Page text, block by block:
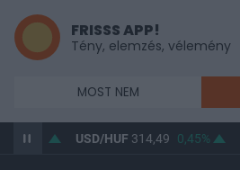
FRISSS APP!
Tény, elemzés, vélemény
MOST NEM
0,36% USD/HUF314,49 0,45%